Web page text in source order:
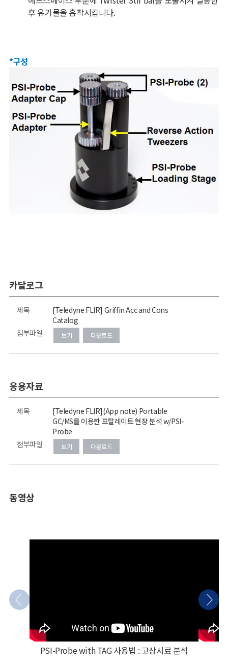
후 유기물을 흡착시킵니다.
*구성
카달로그
제목
[Teledyne FLIR] Griffin Acc and Cons
Catalog
첨부파일
보기 다운로드
응용자료
제목
[Teledyne FLIR](App note) Portable
GC/MS를 이용한 프탈레이트 현장 분석 w/PSI-
Probe
첨부파일
보기 다운로드
동영상
PSI-Probe with TAG 사용법 : 고상시료 분석